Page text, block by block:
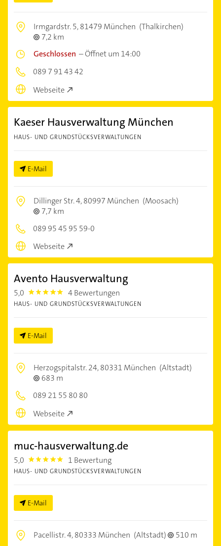
Irmgardstr. 5,81479 München (Thalkirchen)
7,2 km
Geschlossen –Öffnet um 14:00
089 7 91 43 42
Webseite
Kaeser Hausverwaltung München
HAUS- UND GRUNDSTÜCKSVERWALTUNGEN
E-Mail
Dillinger Str. 4,80997 München (Moosach)
7,7 km
089 95 45 95 59-0
Webseite
Avento Hausverwaltung
5,0 5.0 4 Bewertungen
HAUS- UND GRUNDSTÜCKSVERWALTUNGEN
E-Mail
Herzogspitalstr. 24,80331 München (Altstadt)
683 m
089 21 55 80 80
Webseite
muc-hausverwaltung.de
5,0 5.0 1 Bewertung
HAUS- UND GRUNDSTÜCKSVERWALTUNGEN
E-Mail
Pacellistr. 4,80333 München (Altstadt) 510 m